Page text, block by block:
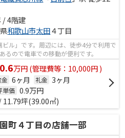
/ 4階建
和歌山市太田４丁目
ル」です。周辺には、徒歩4分で利用で
るので電車での移動が便利です。
万円(管理費等：10,000円 )
6ヶ月 礼金 3ヶ月
単価 0.9万円
11.79坪(39.00㎡)
町４丁目の店舗一部